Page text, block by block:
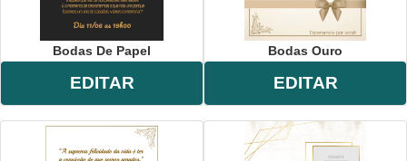
Bodas De Papel
EDITAR
Bodas Ouro
EDITAR